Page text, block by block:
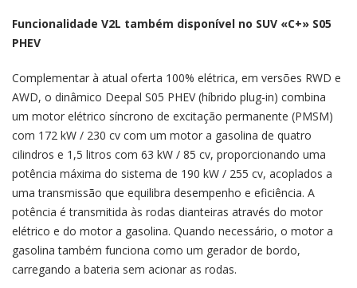
Funcionalidade V2L também disponível no SUV «C+» S05
PHEV
Complementar à atual oferta 100% elétrica, em versões RWD e
AWD, o dinâmico Deepal S05 PHEV (híbrido plug-in) combina
um motor elétrico síncrono de excitação permanente (PMSM)
com 172 kW / 230 cv com um motor a gasolina de quatro
cilindros e 1,5 litros com 63 kW / 85 cv, proporcionando uma
potência máxima do sistema de 190 kW / 255 cv, acoplados a
uma transmissão que equilibra desempenho e eficiência. A
potência é transmitida às rodas dianteiras através do motor
elétrico e do motor a gasolina. Quando necessário, o motor a
gasolina também funciona como um gerador de bordo,
carregando a bateria sem acionar as rodas.